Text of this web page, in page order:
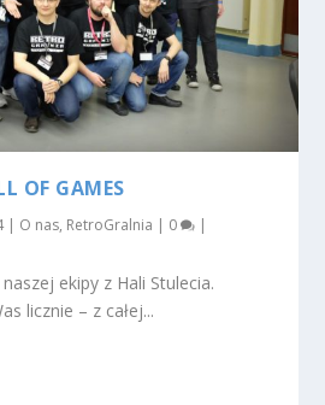
OF GAMES
| O nas, RetroGralnia | 0 |
ekipy z Hali Stulecia.
licznie – z całej...